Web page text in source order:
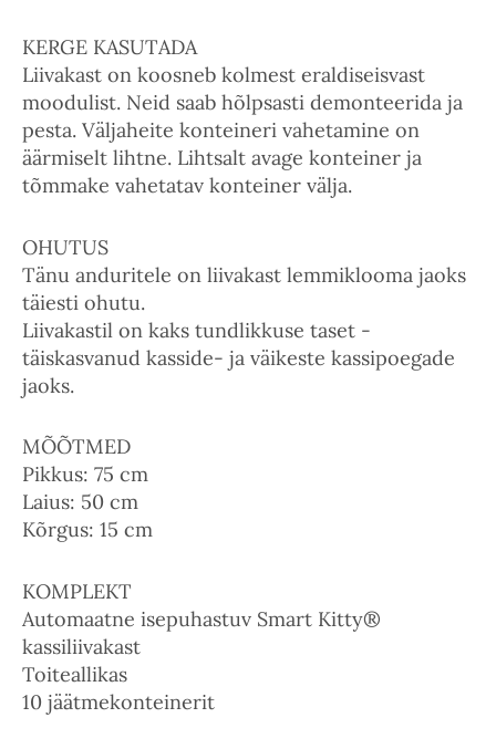
KERGE KASUTADA
Liivakast on koosneb kolmest eraldiseisvast
moodulist. Neid saab hõlpsasti demonteerida ja
pesta. Väljaheite konteineri vahetamine on
äärmiselt lihtne. Lihtsalt avage konteiner ja
tõmmake vahetatav konteiner välja.
OHUTUS
Tänu anduritele on liivakast lemmiklooma jaoks
täiesti ohutu.
Liivakastil on kaks tundlikkuse taset -
täiskasvanud kasside- ja väikeste kassipoegade
jaoks.
MÕÕTMED
Pikkus: 75 cm
Laius: 50 cm
Kõrgus: 15 cm
KOMPLEKT
Automaatne isepuhastuv Smart Kitty®
kassiliivakast
Toiteallikas
10 jäätmekonteinerit